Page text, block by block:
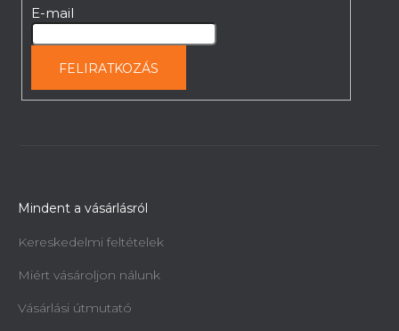
E-mail
FELIRATKOZÁS
Mindent a vásárlásról
Kereskedelmi feltételek
Miért vásároljon nálunk
Vásárlási útmutató